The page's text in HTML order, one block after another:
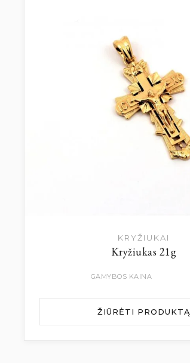
KRYŽIUKAI
Kryžiukas 21g
GAMYBOS KAINA
ŽIŪRĖTI PRODUKTĄ